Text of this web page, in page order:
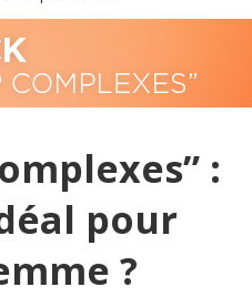
:
pour
?